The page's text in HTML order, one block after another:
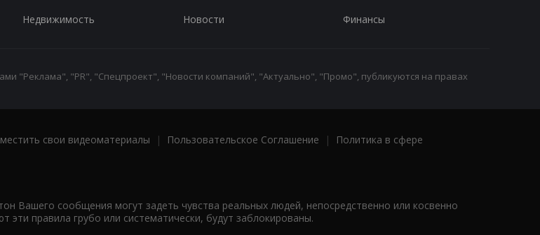
Недвижимость Новости Финансы
"Реклама", "PR", "Спецпроект", "Новости компаний", "Актуально", "Промо", публикуются на правах
свои видеоматериалы | Пользовательское Соглашение |
Политика в сфере
Вашего сообщения могут задеть чувства реальных людей, непосредственно или косвенно
правила грубо или систематически, будут заблокированы.